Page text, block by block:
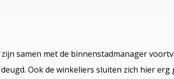
samen met de binnenstadmanager
Ook de winkeliers sluiten zich hier erg